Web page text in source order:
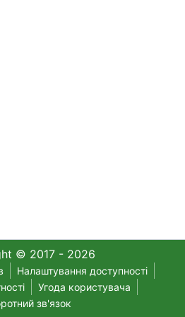
© 2017 - 2026
Налаштування доступності
Угода користувача
зв'язок